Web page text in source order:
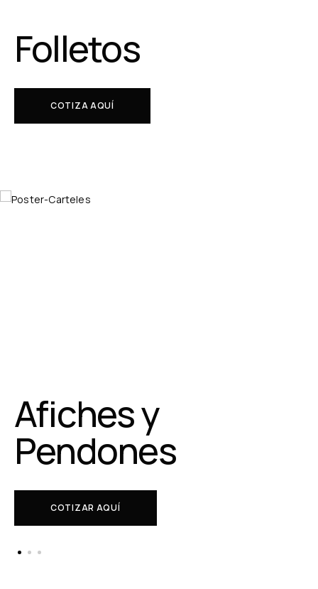
Folletos
COTIZA AQUÍ
Afiches y
Pendones
COTIZAR AQUÍ